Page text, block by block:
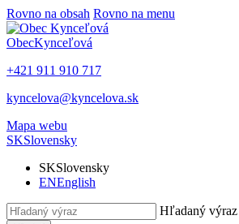
Rovno na obsah Rovno na menu
ObecKynceľová
+421 911 910 717
kyncelova@kyncelova.sk
Mapa webu
SKSlovensky
SKSlovensky
ENEnglish
Hľadaný výraz